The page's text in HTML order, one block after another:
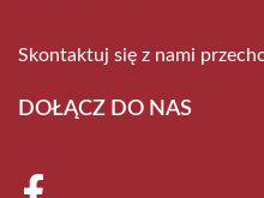
Skontaktuj się z nami
DOŁĄCZ DO NAS